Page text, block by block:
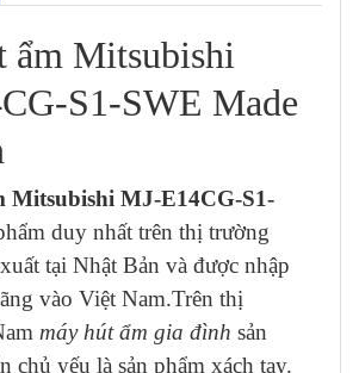
ẩm Mitsubishi
S1-SWE Made
Mitsubishi MJ-E14CG-S1-
duy nhất trên thị trường
tại Nhật Bản và được nhập
vào Việt Nam.Trên thị
máy hút ẩm gia đình sản
chủ yếu là sản phẩm xách tay.